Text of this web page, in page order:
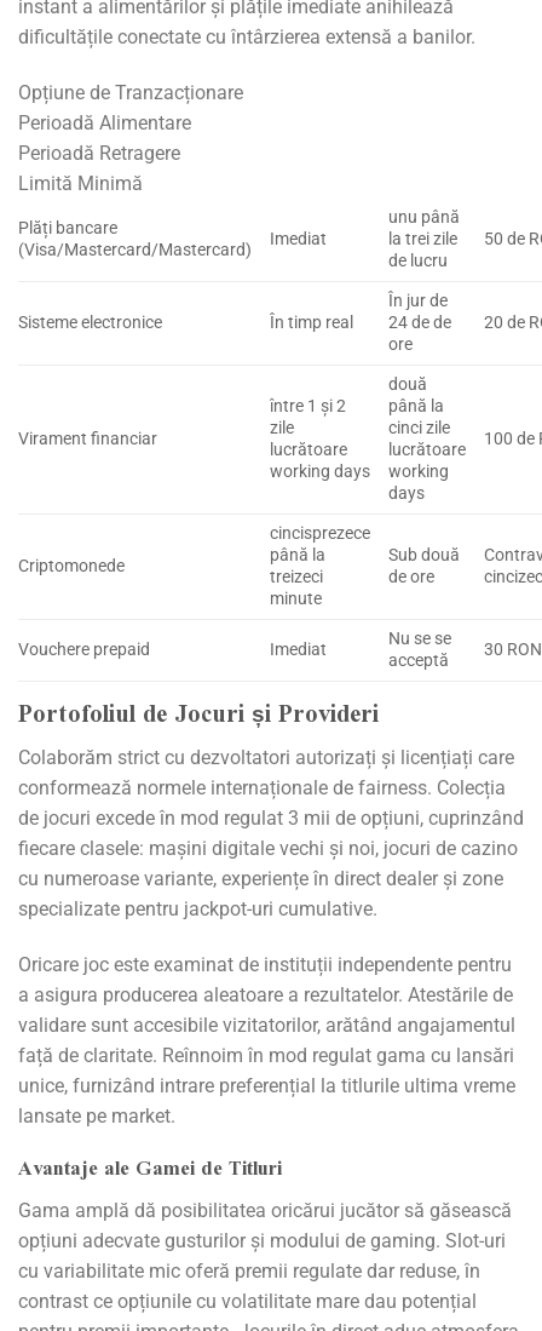
instant a alimentărilor și plățile imediate anihilează
dificultățile conectate cu întârzierea extensă a banilor.
Opțiune de Tranzacționare
Perioadă Alimentare
Perioadă Retragere
Limită Minimă
Plăți bancare
(Visa/Mastercard/Mastercard)
Imediat
unu până
la trei zile
de lucru
50 de
Sisteme electronice În timp real
În jur de
24 de de
ore
20 de
Virament financiar
între 1 și 2
zile
lucrătoare
working days
două
până la
cinci zile
lucrătoare
working
days
100 de
Criptomonede
cincisprezece
până la
treizeci
minute
Sub două
de ore
Vouchere prepaid Imediat
Nu se se
acceptă
30 RON
Portofoliul de Jocuri și Provideri
Colaborăm strict cu dezvoltatori autorizați și licențiați care
conformează normele internaționale de fairness. Colecția
de jocuri excede în mod regulat 3 mii de opțiuni, cuprinzând
fiecare clasele: mașini digitale vechi și noi, jocuri de cazino
cu numeroase variante, experiențe în direct dealer și zone
specializate pentru jackpot-uri cumulative.
Oricare joc este examinat de instituții independente pentru
a asigura producerea aleatoare a rezultatelor. Atestările de
validare sunt accesibile vizitatorilor, arătând angajamentul
față de claritate. Reînnoim în mod regulat gama cu lansări
unice, furnizând intrare preferențial la titlurile ultima vreme
lansate pe market.
Avantaje ale Gamei de Titluri
Gama amplă dă posibilitatea oricărui jucător să găsească
opțiuni adecvate gusturilor și modului de gaming. Slot-uri
cu variabilitate mic oferă premii regulate dar reduse, în
contrast ce opțiunile cu volatilitate mare dau potențial